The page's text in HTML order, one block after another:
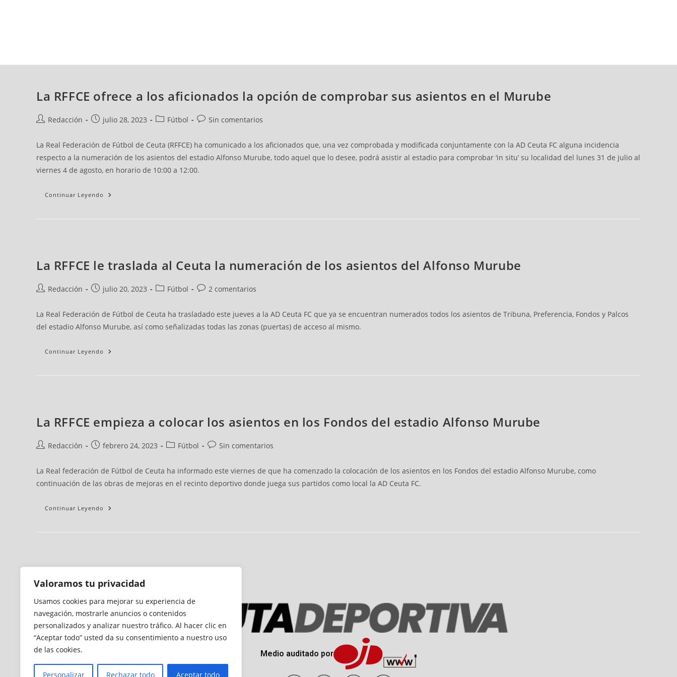
Valoramos tu privacidad
Usamos cookies para mejorar su experiencia de
navegación, mostrarle anuncios o contenidos
personalizados y analizar nuestro tráfico. Al hacer clic en
“Aceptar todo” usted da su consentimiento a nuestro uso
de las cookies.
Personalizar Rechazar todo Aceptar todo
La RFFCE ofrece a los aficionados la opción de comprobar sus asientos en el Murube
Redacción julio 28, 2023 Fútbol Sin comentarios
La Real Federación de Fútbol de Ceuta (RFFCE) ha comunicado a los aficionados que, una vez comprobada y modificada conjuntamente con la AD Ceuta FC alguna incidencia
respecto a la numeración de los asientos del estadio Alfonso Murube, todo aquel que lo desee, podrá asistir al estadio para comprobar ‘in situ’ su localidad del lunes 31 de julio al
viernes 4 de agosto, en horario de 10:00 a 12:00.
Continuar Leyendo
La RFFCE le traslada al Ceuta la numeración de los asientos del Alfonso Murube
Redacción julio 20, 2023 Fútbol 2 comentarios
La Real Federación de Fútbol de Ceuta ha trasladado este jueves a la AD Ceuta FC que ya se encuentran numerados todos los asientos de Tribuna, Preferencia, Fondos y Palcos
del estadio Alfonso Murube, así como señalizadas todas las zonas (puertas) de acceso al mismo.
Continuar Leyendo
La RFFCE empieza a colocar los asientos en los Fondos del estadio Alfonso Murube
Redacción febrero 24, 2023 Fútbol Sin comentarios
La Real federación de Fútbol de Ceuta ha informado este viernes de que ha comenzado la colocación de los asientos en los Fondos del estadio Alfonso Murube, como
continuación de las obras de mejoras en el recinto deportivo donde juega sus partidos como local la AD Ceuta FC.
Continuar Leyendo
Medio auditado por